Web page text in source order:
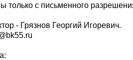
с письменного
- Грязнов Георгий Игоревич.